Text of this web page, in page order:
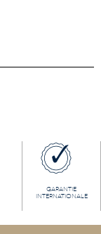
GARANTIE
INTERNATIONALE